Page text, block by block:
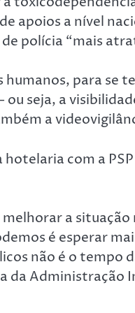
apoios a nível
polícia “mais
para se
seja, a
a
com a
a situação
é esperar
não é o tempo
da Administração